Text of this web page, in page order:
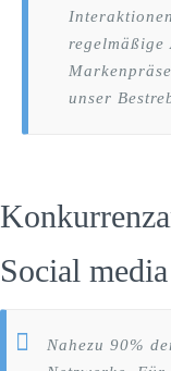
unser
Social media
Nahezu 90%